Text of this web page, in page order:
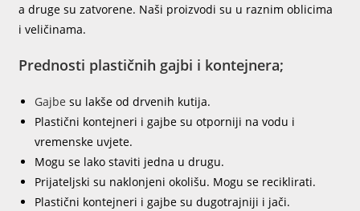
a druge su zatvorene. Naši proizvodi su u raznim oblicima
i veličinama.
Prednosti plastičnih gajbi i kontejnera;
Gajbe su lakše od drvenih kutija.
Plastični kontejneri i gajbe su otporniji na vodu i
vremenske uvjete.
Mogu se lako staviti jedna u drugu.
Prijateljski su naklonjeni okolišu. Mogu se reciklirati.
Plastični kontejneri i gajbe su dugotrajniji i jači.